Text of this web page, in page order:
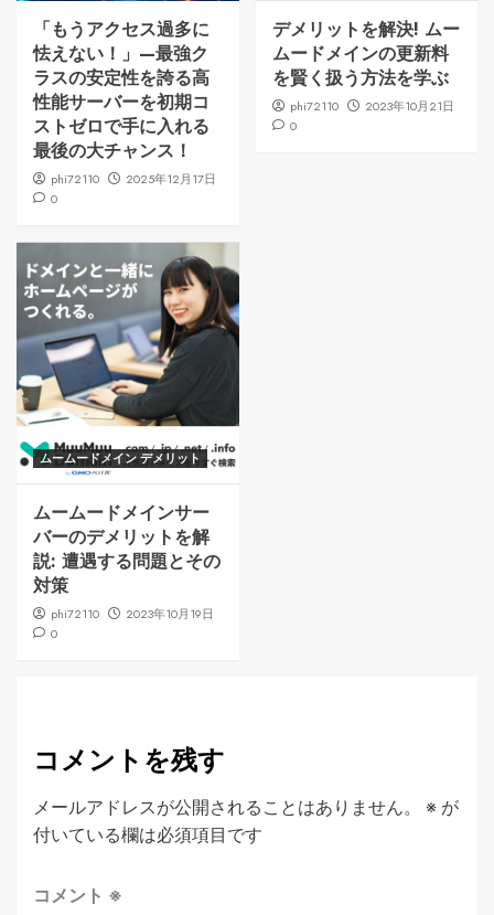
「もうアクセス過多に
怯えない！」—最強ク
ラスの安定性を誇る高
性能サーバーを初期コ
ストゼロで手に入れる
最後の大チャンス！
phi72110
2025年12月17日
0
デメリットを解決! ムー
ムードメインの更新料
を賢く扱う方法を学ぶ
phi72110
2023年10月21日
0
ムームードメイン デメリット
ムームードメインサー
バーのデメリットを解
説: 遭遇する問題とその
対策
phi72110
2023年10月19日
0
コメントを残す
メールアドレスが公開されることはありません。 ※ が
付いている欄は必須項目です
コメント ※